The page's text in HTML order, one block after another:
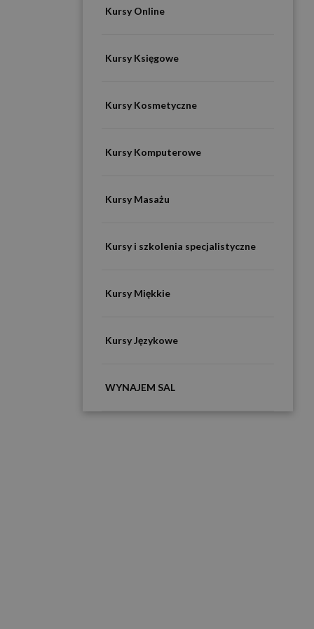
Kursy Online
Kursy Księgowe
Kursy Kosmetyczne
Kursy Komputerowe
Kursy Masażu
Kursy i szkolenia specjalistyczne
Kursy Miękkie
Kursy Językowe
WYNAJEM SAL